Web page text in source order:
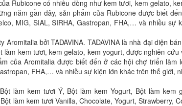
Rubicone có nhiều dòng như kem tươi, kem gelato,
năm gần đây, sản phẩm của Rubicone được biết
MIG, SIAL, SIRHA, Gastropan, FHA,… và nhiều
bởi TADAVINA. TADAVINA là nhà đại diện
kem tươi, kem gelato, kem yogurt, được nghiên
của Aromitalia được biết đến ở các hội chợ triển lãm
FHA,… và nhiều sự kiện lớn khác trên thế
làm kem tươi Ý, Bột làm kem Yogurt, Bột làm
làm kem tươi Vanilla, Chocolate, Yogurt, Strawberry,